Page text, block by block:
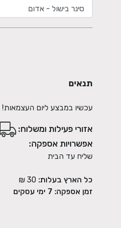
תנאים
עכשיו במבצע ליום העצמאות!
אזורי פעילות ומשלוח:
אפשרויות אספקה:
שליח עד הבית
כל הארץ בעלות:
זמן אספקה: 7 ימי עסקים